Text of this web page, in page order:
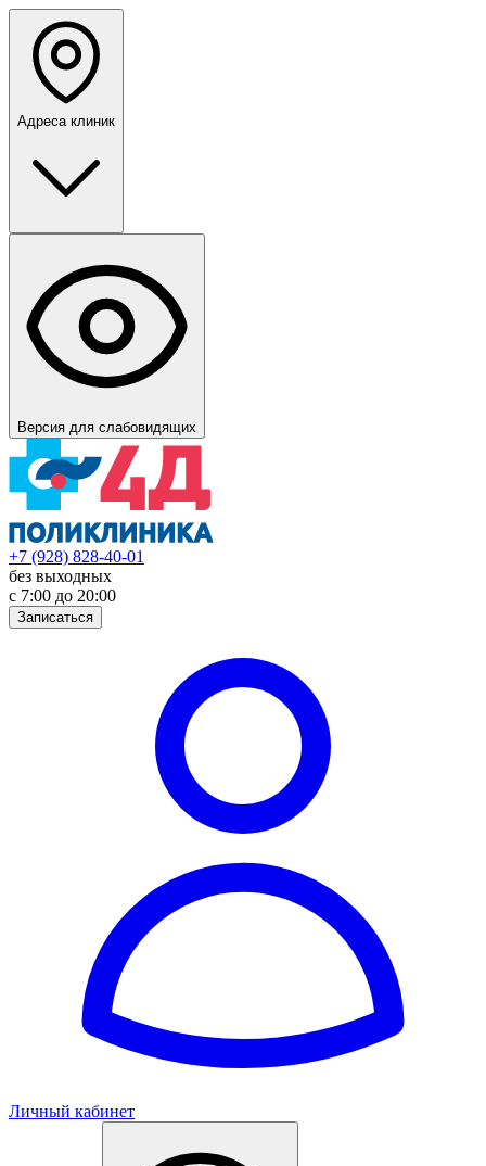
Адреса клиник
Версия для слабовидящих
+7 (928) 828-40-01
без выходных
с 7:00 до 20:00
Записаться
Личный кабинет